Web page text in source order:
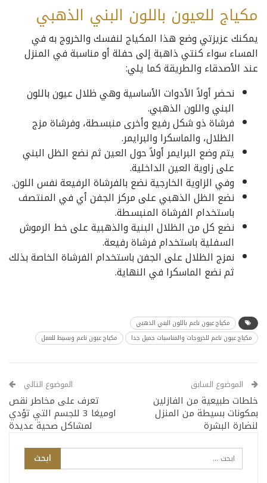
مكياج للعيون باللون البني الذهبي
يمكنك عزيزتي وضع هذا المكياج لنفسك والخروج به في
المساء سواء كنتي ذاهبة إلى حفلة أو مناسبة في المنزل
عند الأصدقاء والطريقة كما يلي:
نحضر أولاً الأدوات الأساسية وهي ظلال عيون باللون
البني واللون الذهبي.
فرشاة ذو شكل رفيع وأخرى منبسطة، وفرشاة مزج
الظلال، والماسكرا والبرايمر.
يتم وضع البرايمر أولاً حول العين ثم نضع الظل البني
على زاوية العين الداخلية.
وفي الزاوية الخارجية نضع بالفرشاة الرفيعة نفس اللون.
نضع الظل الذهبي على مركز الجفن أي في المنتصف
باستخدام الفرشاة المنبسطة.
نضع كل من الظلال البنية والذهبية على خط الرموش
السفلية باستخدام فرشاة رفيعة.
نمزج الظلال على الجفن باستخدام الفرشاة الخاصة بذلك
ثم نضع الماسكرا في النهاية.
مكياج عيون ناعم باللون البني الذهبي
مكياج عيون ناعم للخروجات والمناسبات جميل جدا
مكياج عيون ناعم وبسيط للعمل
الموضوع السابق
خلطات طبيعية من الفازلين
بمكونات بسيطة من المنزل
لنضارة البشرة
الموضوع التالي
تعرف على مخاطر نقص
اوميغا 3 للجسم التي تؤدي
لمشاكل صحية عديدة